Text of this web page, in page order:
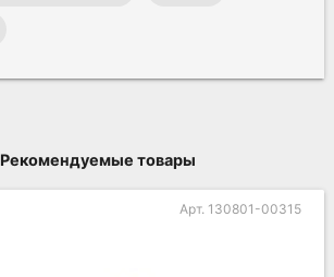
Рекомендуемые товары
Арт. 130801-00315